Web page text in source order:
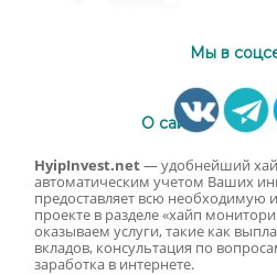
Мы в
О сайте
HyipInvest.net— удобнейший
автоматическим учетом Ваших
предоставляет всю
проекте в разделе «хайп
оказываем услуги, такие как
вкладов, консультация по
заработка в интернете.